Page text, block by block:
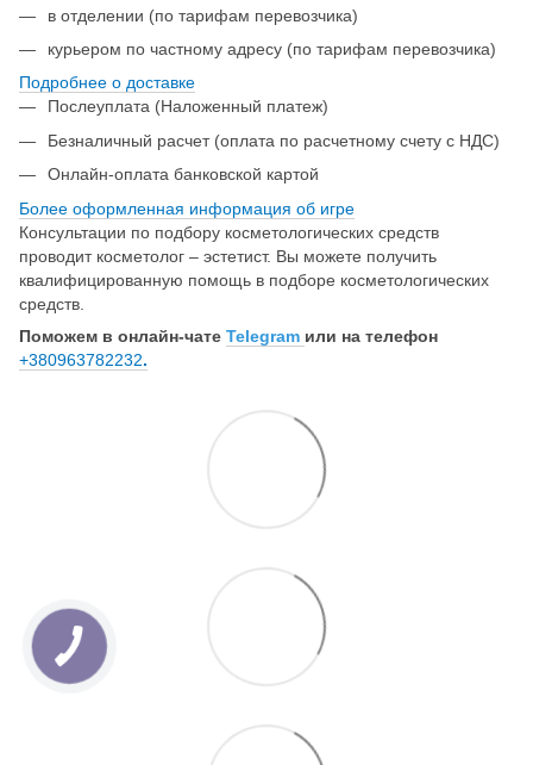
в отделении (по тарифам перевозчика)
курьером по частному адресу (по тарифам перевозчика)
Подробнее о доставке
Послеуплата (Наложенный платеж)
Безналичный расчет (оплата по расчетному счету с НДС)
Онлайн-оплата банковской картой
Более оформленная информация об игре
Консультации по подбору косметологических средств
проводит косметолог – эстетист. Вы можете получить
квалифицированную помощь в подборе косметологических
средств.
Поможем в онлайн-чате Telegram или на телефон
+380963782232.